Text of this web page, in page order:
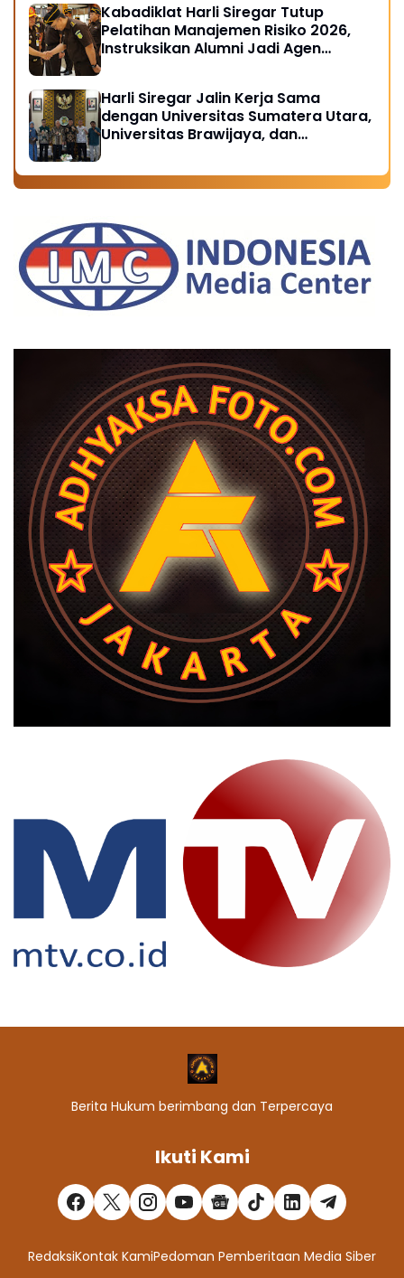
Kabadiklat Harli Siregar Tutup
Pelatihan Manajemen Risiko 2026,
Instruksikan Alumni Jadi Agen
Harli Siregar Jalin Kerja Sama
dengan Universitas Sumatera Utara,
Universitas Brawijaya, dan
Peluang Pegawai Kejaksaan RI
Tempuh Pendidikan Doktor (S3)
Berita Hukum berimbang dan Terpercaya
Ikuti Kami
RedaksiKontak KamiPedoman Pemberitaan Media Siber